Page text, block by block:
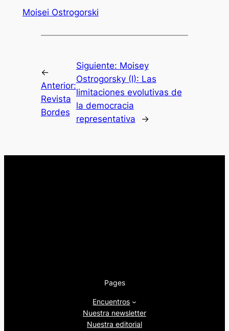
Moisei Ostrogorski
←
Anterior:
Revista
Bordes
Siguiente: Moisey
Ostrogorsky (I): Las
limitaciones evolutivas de
la democracia
representativa
→
Pages
Encuentros
Nuestra newsletter
Nuestra editorial